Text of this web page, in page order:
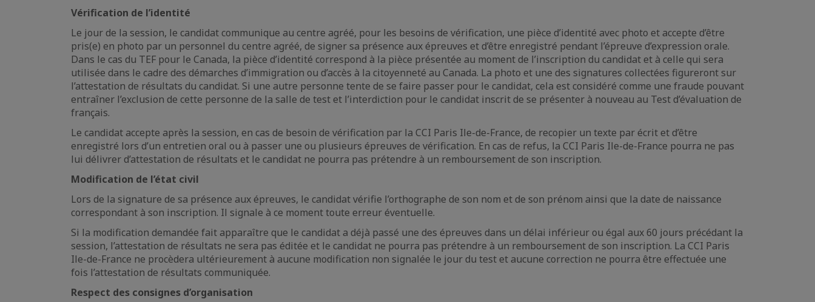
Vérification de l’identité
Le jour de la session, le candidat communique au centre agréé, pour les besoins de vérification, une pièce d’identité avec photo et accepte d’être
pris(e) en photo par un personnel du centre agréé, de signer sa présence aux épreuves et d’être enregistré pendant l’épreuve d’expression orale.
Dans le cas du TEF pour le Canada, la pièce d’identité correspond à la pièce présentée au moment de l’inscription du candidat et à celle qui sera
utilisée dans le cadre des démarches d’immigration ou d’accès à la citoyenneté au Canada. La photo et une des signatures collectées figureront sur
l’attestation de résultats du candidat. Si une autre personne tente de se faire passer pour le candidat, cela est considéré comme une fraude pouvant
entraîner l’exclusion de cette personne de la salle de test et l’interdiction pour le candidat inscrit de se présenter à nouveau au Test d’évaluation de
français.
Le candidat accepte après la session, en cas de besoin de vérification par la CCI Paris Ile-de-France, de recopier un texte par écrit et d’être
enregistré lors d’un entretien oral ou à passer une ou plusieurs épreuves de vérification. En cas de refus, la CCI Paris Ile-de-France pourra ne pas
lui délivrer d’attestation de résultats et le candidat ne pourra pas prétendre à un remboursement de son inscription.
Modification de l’état civil
Lors de la signature de sa présence aux épreuves, le candidat vérifie l’orthographe de son nom et de son prénom ainsi que la date de naissance
correspondant à son inscription. Il signale à ce moment toute erreur éventuelle.
Si la modification demandée fait apparaître que le candidat a déjà passé une des épreuves dans un délai inférieur ou égal aux 60 jours précédant la
session, l’attestation de résultats ne sera pas éditée et le candidat ne pourra pas prétendre à un remboursement de son inscription. La CCI Paris
Ile-de-France ne procèdera ultérieurement à aucune modification non signalée le jour du test et aucune correction ne pourra être effectuée une
fois l’attestation de résultats communiquée.
Respect des consignes d’organisation